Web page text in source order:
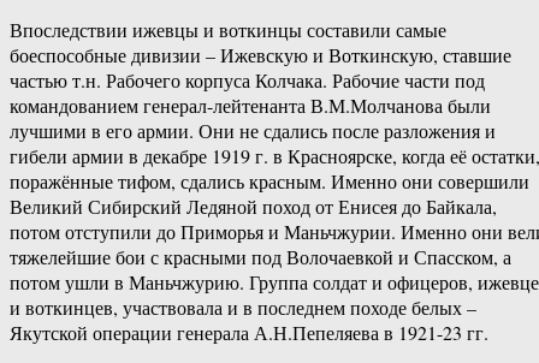
Впоследствии ижевцы и воткинцы составили самые
боеспособные дивизии – Ижевскую и Воткинскую, ставшие
частью т.н. Рабочего корпуса Колчака. Рабочие части под
командованием генерал-лейтенанта В.М.Молчанова были
лучшими в его армии. Они не сдались после разложения и
гибели армии в декабре 1919 г. в Красноярске, когда её остатки,
поражённые тифом, сдались красным. Именно они совершили
Великий Сибирский Ледяной поход от Енисея до Байкала,
потом отступили до Приморья и Маньчжурии. Именно они
тяжелейшие бои с красными под Волочаевкой и Спасском, а
потом ушли в Маньчжурию. Группа солдат и офицеров,
и воткинцев, участвовала и в последнем походе белых –
Якутской операции генерала А.Н.Пепеляева в 1921-23 гг.